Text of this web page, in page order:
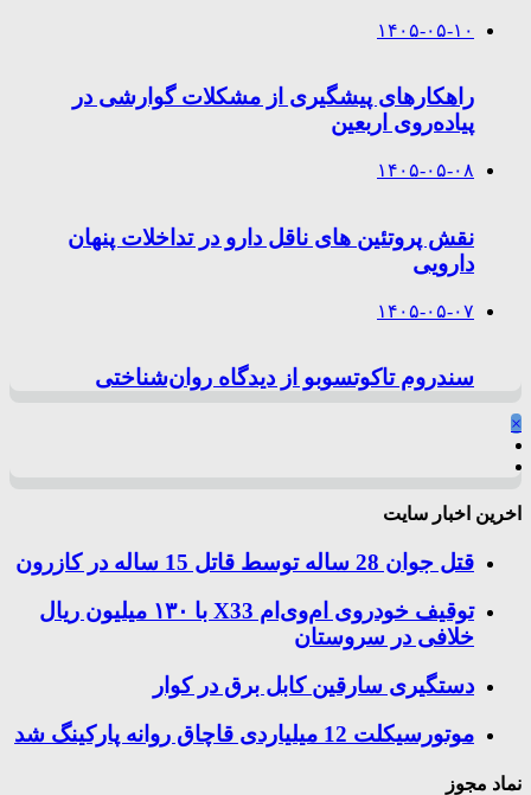
۱۴۰۵-۰۵-۱۰
راهکارهای پیشگیری از مشکلات گوارشی در
پیاده‌روی اربعین
۱۴۰۵-۰۵-۰۸
نقش پروتئین های ناقل دارو در تداخلات پنهان
دارویی
۱۴۰۵-۰۵-۰۷
سندروم تاکوتسوبو از دیدگاه روان‌شناختی
×
اخرین اخبار سایت
قتل جوان 28 ساله توسط قاتل 15 ساله در کازرون
توقیف خودروی ام‌وی‌ام X33 با ۱۳۰ میلیون ریال
خلافی در سروستان
دستگیری سارقین کابل برق در کوار
موتورسيكلت 12 ميلياردی قاچاق روانه پاركينگ شد
نماد مجوز